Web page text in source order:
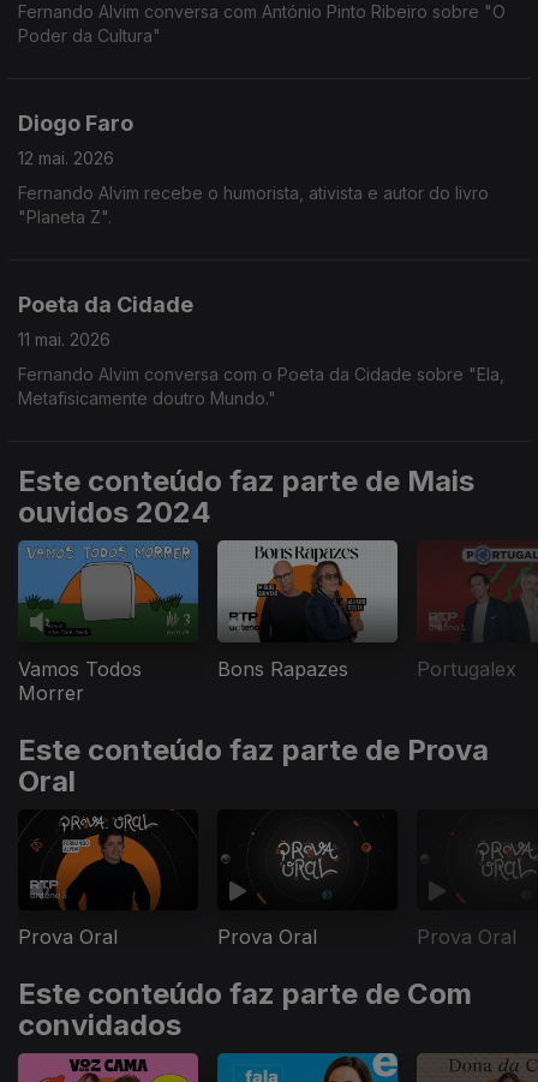
Fernando Alvim conversa com António Pinto Ribeiro sobre "O
Poder da Cultura"
Diogo Faro
12 mai. 2026
Fernando Alvim recebe o humorista, ativista e autor do livro
"Planeta Z".
Poeta da Cidade
11 mai. 2026
Fernando Alvim conversa com o Poeta da Cidade sobre "Ela,
Metafisicamente doutro Mundo."
Este conteúdo faz parte de Mais
ouvidos 2024
Vamos Todos
Morrer
Bons Rapazes Portugalex
Este conteúdo faz parte de Prova
Oral
Prova Oral Prova Oral Prova Oral
Este conteúdo faz parte de Com
convidados